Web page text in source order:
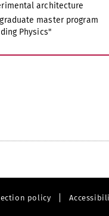
architecture
master program
Physics"
policy